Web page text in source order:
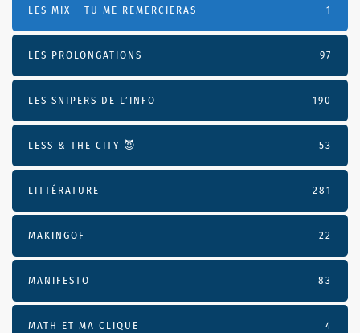
LES MIX - TU ME REMERCIERAS 1
LES PROLONGATIONS 97
LES SNIPERS DE L’INFO 190
LESS & THE CITY 😈 53
LITTÉRATURE 281
MAKINGOF 22
MANIFESTO 83
MATH ET MA CLIQUE 4